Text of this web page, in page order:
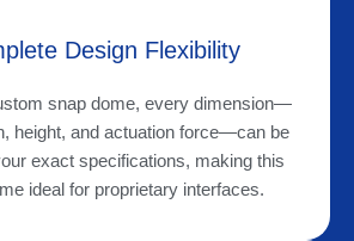
Design Flexibility
snap dome, every dimension—
height, and actuation force—can be
exact specifications, making this
ideal for proprietary interfaces.